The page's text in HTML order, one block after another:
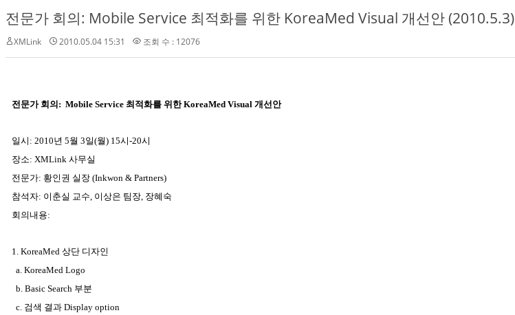
전문가 회의: Mobile Service 최적화를 위한 KoreaMed Visual 개선안 (2010.5.3)
XMLink 2010.05.04 15:31 조회 수 : 12076
전문가 회의: Mobile Service 최적화를 위한KoreaMed Visual 개선안
일시: 2010년 5월 3일(월) 15시-20시
장소: XMLink 사무실
전문가: 황인권 실장 (Inkwon & Partners)
참석자: 이춘실 교수, 이상은 팀장, 장혜숙
회의내용:
1. KoreaMed 상단 디자인
a. KoreaMed Logo
b. Basic Search 부분
c. 검색 결과 Display option